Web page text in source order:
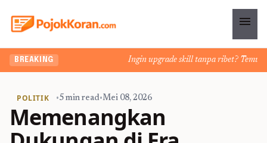
menu
BREAKING Ingin upgrade skill tanpa ribet? Temukan
POLITIK •5 min read•Mei 08, 2026
Memenangkan